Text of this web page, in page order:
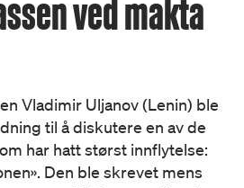
ved makta
Vladimir Uljanov (Lenin) ble
til å diskutere en av de
har hatt størst innflytelse:
Den ble skrevet mens